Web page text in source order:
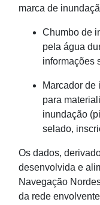
marca de
Chumbo de
pela água
informações
Marcador de
para
inundação
selado,
Os dados,
desenvolvida e
Navegação
da rede